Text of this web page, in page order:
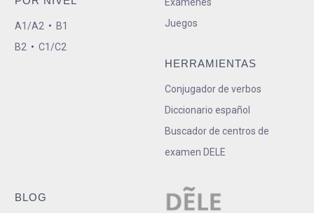
A1/A2 • B1
B2 • C1/C2
Juegos
HERRAMIENTAS
Conjugador de verbos
Diccionario español
Buscador de centros de
examen DELE
BLOG